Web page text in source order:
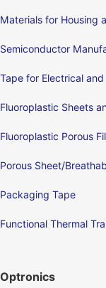
Materials for Housing
Semiconductor
Tape for Electrical
Fluoroplastic Sheets
Fluoroplastic Porous
Porous Sheet/
Packaging Tape
Functional Thermal
Optronics